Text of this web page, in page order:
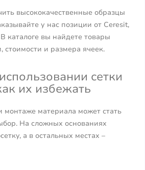
высококачественные образцы
у нас позиции от Ceresit,
каталоге вы найдете товары
стоимости и размера ячеек.
сетки
их избежать
монтаже материала может стать
На сложных основаниях
а в остальных местах –